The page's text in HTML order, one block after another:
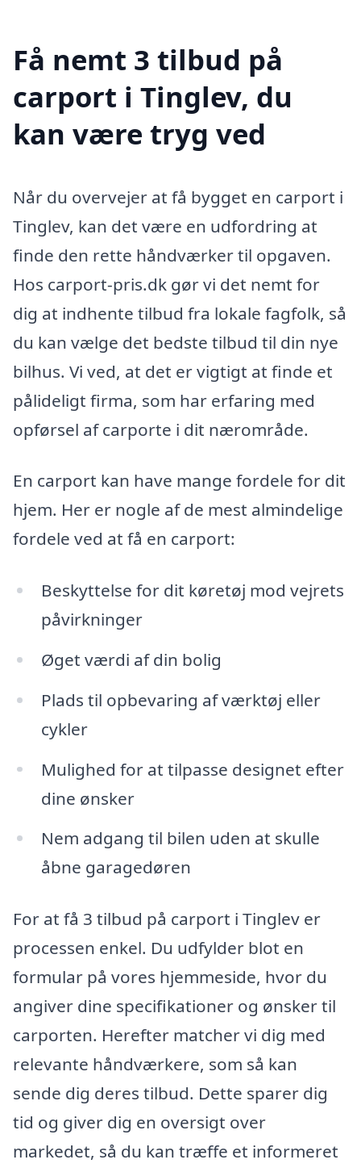
Få nemt 3 tilbud på
carport i Tinglev, du
kan være tryg ved
Når du overvejer at få bygget en carport i
Tinglev, kan det være en udfordring at
finde den rette håndværker til opgaven.
Hos carport-pris.dk gør vi det nemt for
dig at indhente tilbud fra lokale fagfolk, så
du kan vælge det bedste tilbud til din nye
bilhus. Vi ved, at det er vigtigt at finde et
pålideligt firma, som har erfaring med
opførsel af carporte i dit nærområde.
En carport kan have mange fordele for dit
hjem. Her er nogle af de mest almindelige
fordele ved at få en carport:
Beskyttelse for dit køretøj mod vejrets
påvirkninger
Øget værdi af din bolig
Plads til opbevaring af værktøj eller
cykler
Mulighed for at tilpasse designet efter
dine ønsker
Nem adgang til bilen uden at skulle
åbne garagedøren
For at få 3 tilbud på carport i Tinglev er
processen enkel. Du udfylder blot en
formular på vores hjemmeside, hvor du
angiver dine specifikationer og ønsker til
carporten. Herefter matcher vi dig med
relevante håndværkere, som så kan
sende dig deres tilbud. Dette sparer dig
tid og giver dig en oversigt over
markedet, så du kan træffe et informeret